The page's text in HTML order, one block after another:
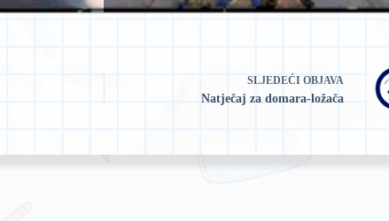
SLJEDEĆI OBJAVA
Natječaj za domara-ložača